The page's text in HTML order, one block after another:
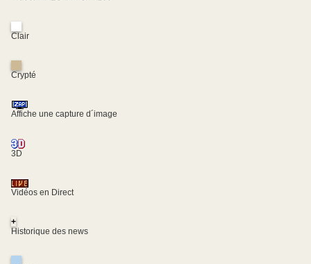
Clair
Crypté
Affiche une capture d´image
3D
Vidéos en Direct
+
Historique des news